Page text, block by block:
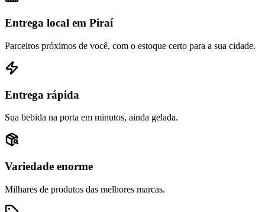
Entrega local em Piraí
Parceiros próximos de você, com o estoque certo para a sua cidade.
Entrega rápida
Sua bebida na porta em minutos, ainda gelada.
Variedade enorme
Milhares de produtos das melhores marcas.